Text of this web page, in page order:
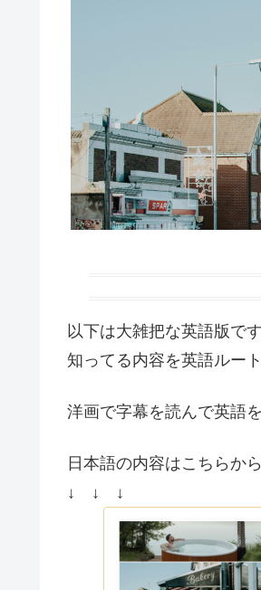
以下は大雑把な英語版です
知ってる内容を英語ルート
洋画で字幕を読んで英語
日本語の内容はこちらから
↓ ↓ ↓